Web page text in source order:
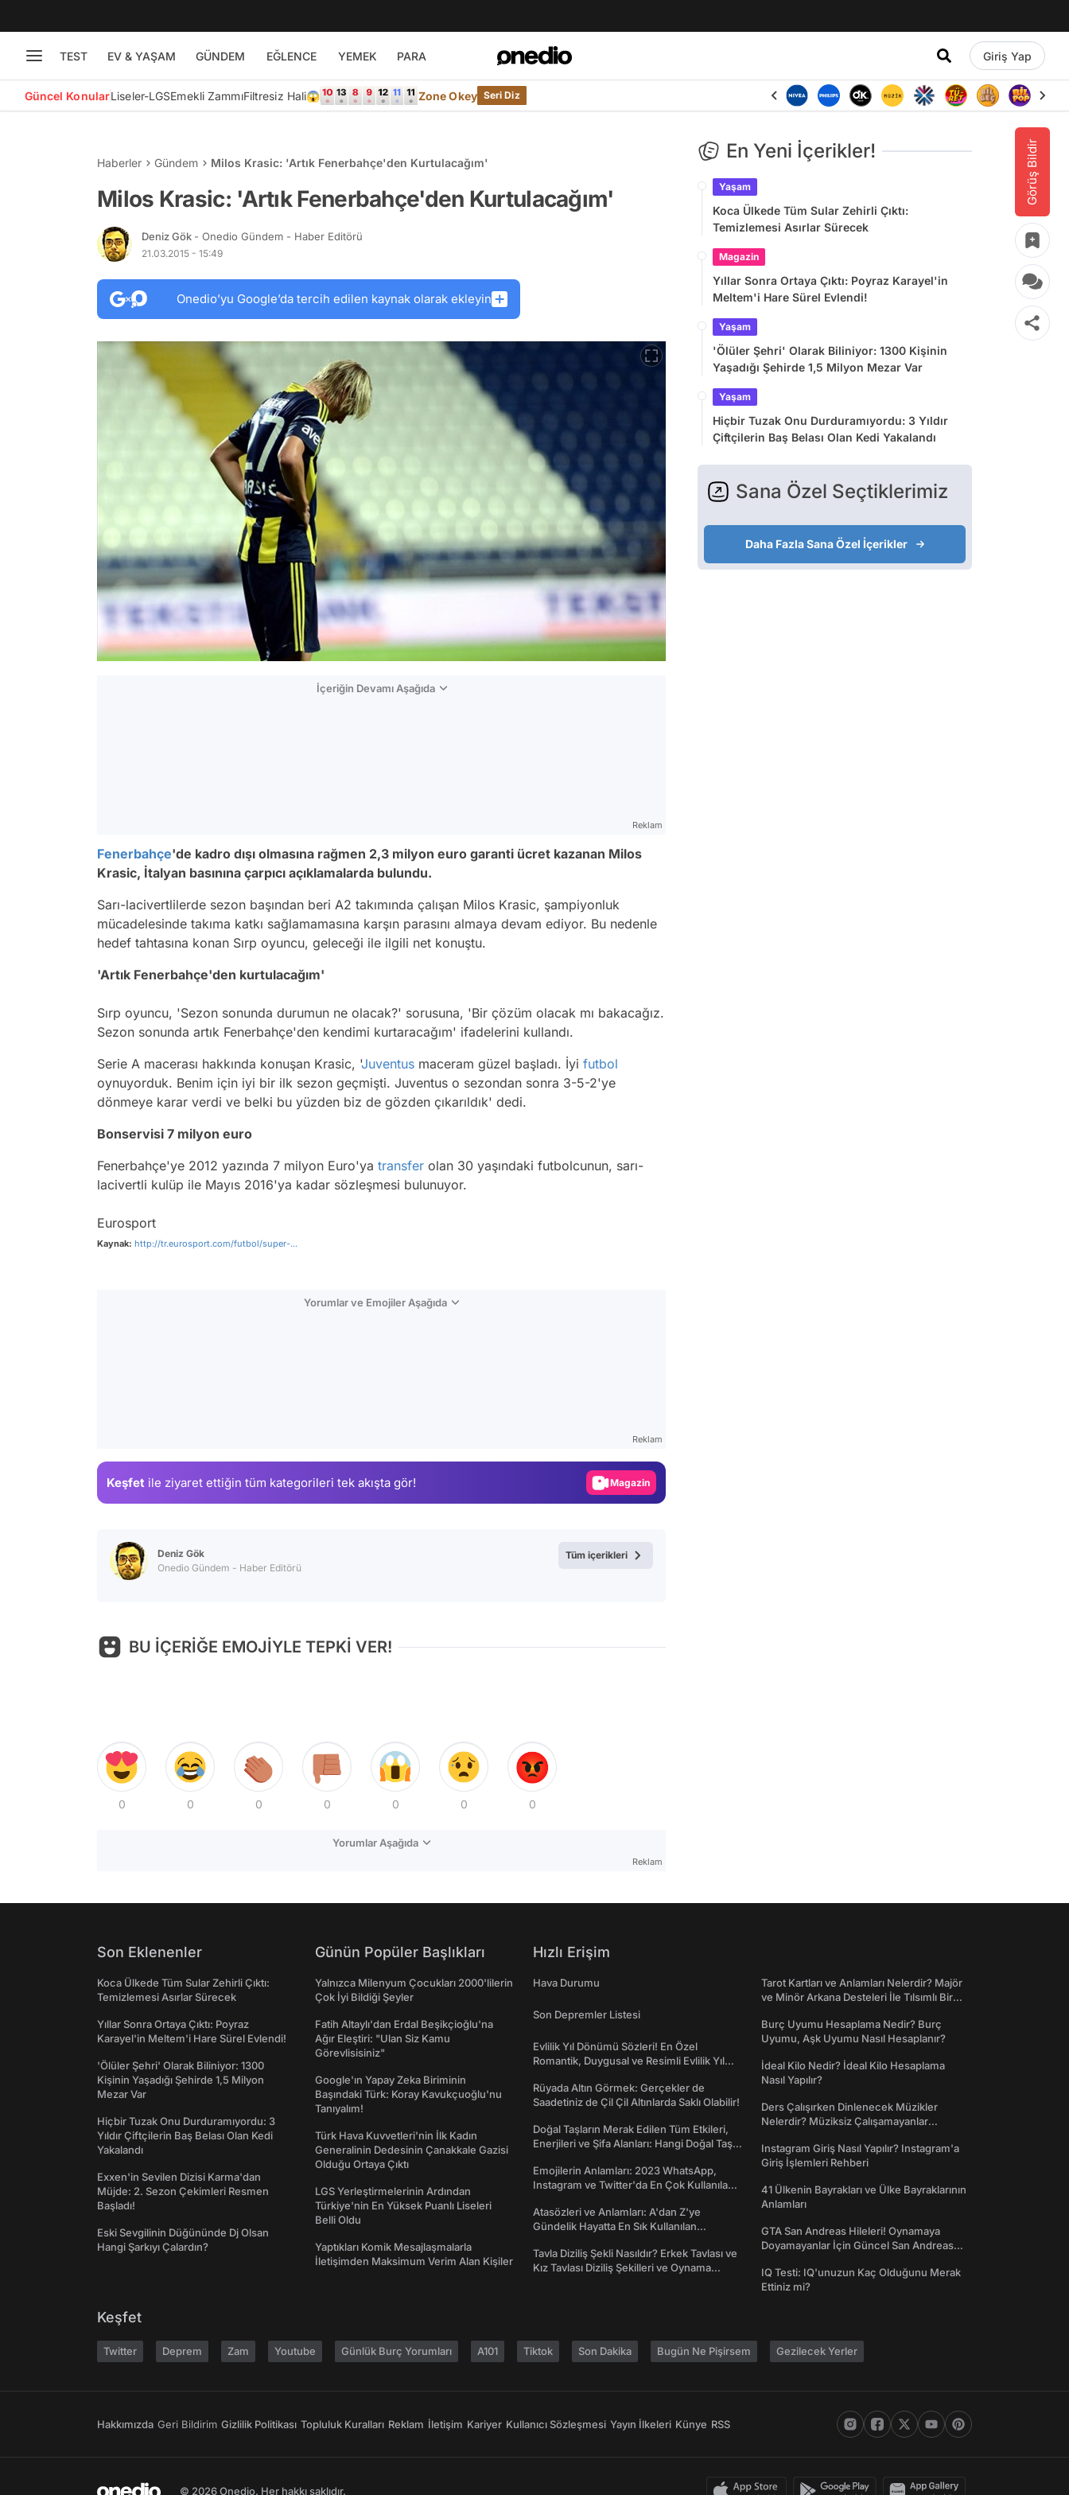
TEST EV & YAŞAM GÜNDEM EĞLENCE YEMEK PARA Giriş Yap
Güncel KonularLiseler-LGSEmekli ZammıFiltresiz Hali😱 Zone Okey Seri Diz
Görüş Bildir
Haberler Gündem Milos Krasic: 'Artık Fenerbahçe'den Kurtulacağım'
Milos Krasic: 'Artık Fenerbahçe'den Kurtulacağım'
Deniz Gök - Onedio Gündem - Haber Editörü
21.03.2015 - 15:49
Onedio’yu Google’da tercih edilen kaynak olarak ekleyin
İçeriğin Devamı Aşağıda
Reklam
Fenerbahçe'de kadro dışı olmasına rağmen 2,3 milyon euro garanti ücret kazanan Milos
Krasic, İtalyan basınına çarpıcı açıklamalarda bulundu.
Sarı-lacivertlilerde sezon başından beri A2 takımında çalışan Milos Krasic, şampiyonluk
mücadelesinde takıma katkı sağlamamasına karşın parasını almaya devam ediyor. Bu nedenle
hedef tahtasına konan Sırp oyuncu, geleceği ile ilgili net konuştu.
'Artık Fenerbahçe'den kurtulacağım'
Sırp oyuncu, 'Sezon sonunda durumun ne olacak?' sorusuna, 'Bir çözüm olacak mı bakacağız.
Sezon sonunda artık Fenerbahçe'den kendimi kurtaracağım' ifadelerini kullandı.
Serie A macerası hakkında konuşan Krasic, 'Juventus maceram güzel başladı. İyi futbol
oynuyorduk. Benim için iyi bir ilk sezon geçmişti. Juventus o sezondan sonra 3-5-2'ye
dönmeye karar verdi ve belki bu yüzden biz de gözden çıkarıldık' dedi.
Bonservisi 7 milyon euro
Fenerbahçe'ye 2012 yazında 7 milyon Euro'ya transfer olan 30 yaşındaki futbolcunun, sarı-
lacivertli kulüp ile Mayıs 2016'ya kadar sözleşmesi bulunuyor.
Eurosport
Kaynak: http://tr.eurosport.com/futbol/super-...
Yorumlar ve Emojiler Aşağıda
Reklam
Keşfet ile ziyaret ettiğin tüm kategorileri tek akışta gör! Magazin
Deniz Gök
Onedio Gündem - Haber Editörü
Tüm içerikleri
BU İÇERİĞE EMOJİYLE TEPKİ VER!
0 0 0 0 0 0 0
Yorumlar Aşağıda
Reklam
En Yeni İçerikler!
Yaşam
Koca Ülkede Tüm Sular Zehirli Çıktı:
Temizlemesi Asırlar Sürecek
Magazin
Yıllar Sonra Ortaya Çıktı: Poyraz Karayel'in
Meltem'i Hare Sürel Evlendi!
Yaşam
'Ölüler Şehri' Olarak Biliniyor: 1300 Kişinin
Yaşadığı Şehirde 1,5 Milyon Mezar Var
Yaşam
Hiçbir Tuzak Onu Durduramıyordu: 3 Yıldır
Çiftçilerin Baş Belası Olan Kedi Yakalandı
Sana Özel Seçtiklerimiz
Daha Fazla Sana Özel İçerikler
Son Eklenenler
Koca Ülkede Tüm Sular Zehirli Çıktı:
Temizlemesi Asırlar Sürecek
Yıllar Sonra Ortaya Çıktı: Poyraz
Karayel'in Meltem'i Hare Sürel Evlendi!
'Ölüler Şehri' Olarak Biliniyor: 1300
Kişinin Yaşadığı Şehirde 1,5 Milyon
Mezar Var
Hiçbir Tuzak Onu Durduramıyordu: 3
Yıldır Çiftçilerin Baş Belası Olan Kedi
Yakalandı
Exxen'in Sevilen Dizisi Karma'dan
Müjde: 2. Sezon Çekimleri Resmen
Başladı!
Eski Sevgilinin Düğününde Dj Olsan
Hangi Şarkıyı Çalardın?
Günün Popüler Başlıkları
Yalnızca Milenyum Çocukları 2000'lilerin
Çok İyi Bildiği Şeyler
Fatih Altaylı'dan Erdal Beşikçioğlu'na
Ağır Eleştiri: "Ulan Siz Kamu
Görevlisisiniz"
Google'ın Yapay Zeka Biriminin
Başındaki Türk: Koray Kavukçuoğlu'nu
Tanıyalım!
Türk Hava Kuvvetleri'nin İlk Kadın
Generalinin Dedesinin Çanakkale Gazisi
Olduğu Ortaya Çıktı
LGS Yerleştirmelerinin Ardından
Türkiye'nin En Yüksek Puanlı Liseleri
Belli Oldu
Yaptıkları Komik Mesajlaşmalarla
İletişimden Maksimum Verim Alan Kişiler
Hızlı Erişim
Hava Durumu
Son Depremler Listesi
Evlilik Yıl Dönümü Sözleri! En Özel
Romantik, Duygusal ve Resimli Evlilik Yıl
Rüyada Altın Görmek: Gerçekler de
Saadetiniz de Çil Çil Altınlarda Saklı Olabilir!
Doğal Taşların Merak Edilen Tüm Etkileri,
Enerjileri ve Şifa Alanları: Hangi Doğal Taş
Emojilerin Anlamları: 2023 WhatsApp,
Instagram ve Twitter'da En Çok Kullanılan
Atasözleri ve Anlamları: A'dan Z'ye
Gündelik Hayatta En Sık Kullanılan
Tavla Diziliş Şekli Nasıldır? Erkek Tavlası ve
Kız Tavlası Diziliş Şekilleri ve Oynama
Tarot Kartları ve Anlamları Nelerdir? Majör
ve Minör Arkana Desteleri İle Tılsımlı Bir
Burç Uyumu Hesaplama Nedir? Burç
Uyumu, Aşk Uyumu Nasıl Hesaplanır?
İdeal Kilo Nedir? İdeal Kilo Hesaplama
Nasıl Yapılır?
Ders Çalışırken Dinlenecek Müzikler
Nelerdir? Müziksiz Çalışamayanlar
Instagram Giriş Nasıl Yapılır? Instagram'a
Giriş İşlemleri Rehberi
41 Ülkenin Bayrakları ve Ülke Bayraklarının
Anlamları
GTA San Andreas Hileleri! Oynamaya
Doyamayanlar İçin Güncel San Andreas
IQ Testi: IQ'unuzun Kaç Olduğunu Merak
Ettiniz mi?
Keşfet
Twitter Deprem Zam Youtube Günlük Burç Yorumları A101 Tiktok Son Dakika Bugün Ne Pişirsem Gezilecek Yerler
Hakkımızda Geri Bildirim Gizlilik Politikası Topluluk Kuralları Reklam İletişim Kariyer Kullanıcı Sözleşmesi Yayın İlkeleri Künye RSS
© 2026 Onedio. Her hakkı saklıdır.